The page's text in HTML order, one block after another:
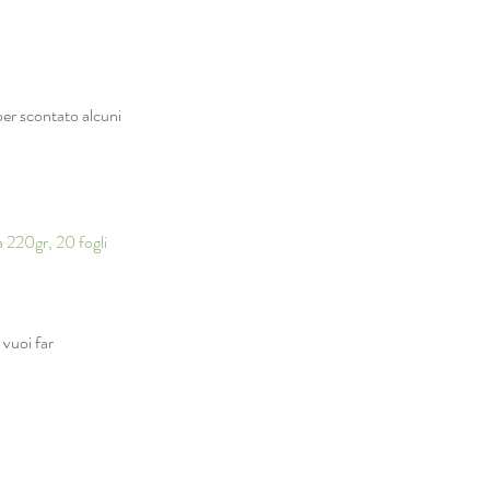
scontato alcuni
220gr, 20 fogli
far